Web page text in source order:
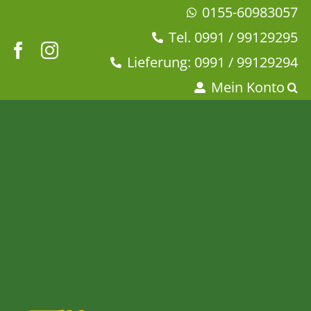
springen
0155-60983057
Tel. 0991 / 99129295
Lieferung: 0991 / 99129294
Mein Konto